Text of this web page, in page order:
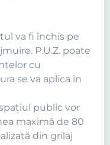
va fi închis pe
P.U.Z. poate
cu
se va aplica în
public vor
maximă de 80
din grilaj